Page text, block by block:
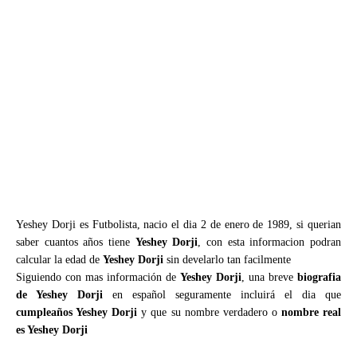
Yeshey Dorji es Futbolista, nacio el dia 2 de enero de 1989, si querian
saber cuantos años tiene Yeshey Dorji, con esta informacion podran
calcular la edad de Yeshey Dorji sin develarlo tan facilmente
Siguiendo con mas información de Yeshey Dorji, una breve biografia
de Yeshey Dorji en español seguramente incluirá el dia que
cumpleaños Yeshey Dorji y que su nombre verdadero o nombre real
es Yeshey Dorji